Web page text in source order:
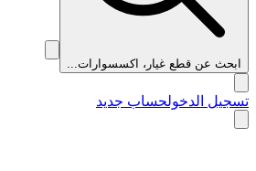
ابحث عن قطع غيار، اكسسوارات...
تسجيل الدخولحساب جديد